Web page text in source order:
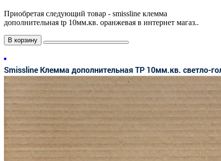
Приобретая следующий товар - smissline клемма
дополнительная tp 10мм.кв. оранжевая в интернет магаз..
В корзину